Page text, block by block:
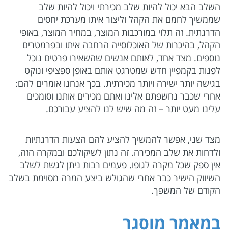
השלב הבא יכול להיות שלב מכירתי ויכול להיות שלב
שממשיך לחמם את הקהל וליצור איתו מערכת יחסים
הדרגתית. זה תלוי במורכבות המוצר, במחיר המוצר, באופי
הקהל, בהיכרות של האוכלוסייה הרחבה איתו ובפרמטרים
נוספים. מצד אחד, לאותם אנשים שהשאירו פרטים נוכל
לפנות בקמפיין חדש שמטרגט אותם באופן ספציפי ונוקט
בגישה יותר ישירה ויותר מכירתית. בכך אנחנו אומרים להם:
אחרי שכבר נחשפתם אלינו ואתם מכירים אותנו וסומכים
עלינו מעט יותר – זה מה שיש לנו להציע עבורכם.
מצד שני, אפשר להמשיך להציע להם הצעות הדרגתיות
ולדחות את שלב המכירה. זה נתון לשיקולכם ובמקרה הזה,
אין ספק שכל מקרה לגופו. פעמים רבות ניתן לגשת לשלב
השיווק הישיר כבר אחרי שהגולש ביצע המרה מסוימת בשלב
הקודם של המשפך.
במאמר מוסגר